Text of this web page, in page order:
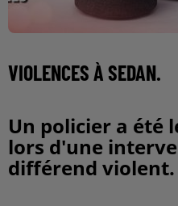
VIOLENCES À SEDAN.
Un policier a été
lors d'une
différend violent.